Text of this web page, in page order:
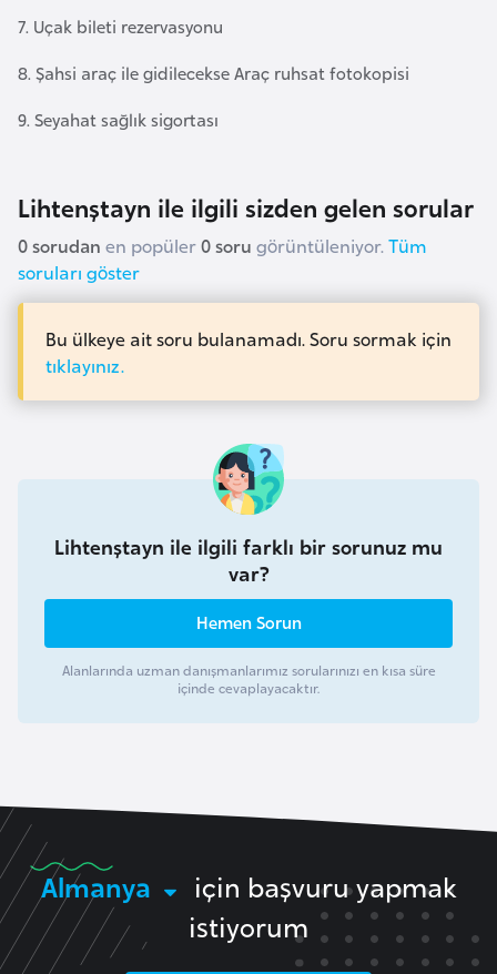
7. Uçak bileti rezervasyonu
8. Şahsi araç ile gidilecekse Araç ruhsat fotokopisi
9. Seyahat sağlık sigortası
Lihtenştayn ile ilgili sizden gelen sorular
0 sorudan en popüler0 soru görüntüleniyor.Tüm
soruları göster
Bu ülkeye ait soru bulanamadı. Soru sormak için
tıklayınız.
Lihtenştayn ile ilgili farklı bir sorunuz mu
var?
Hemen Sorun
Alanlarında uzman danışmanlarımız sorularınızı en kısa süre
içinde cevaplayacaktır.
Almanya
için başvuru yapmak
istiyorum
n
B
a
e
y
n
n
g
e
B
e
l
ç